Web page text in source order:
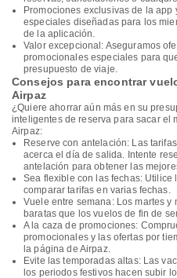
Promociones exclusivas de la
especiales diseñadas para los
de la aplicación.
Valor excepcional: Aseguramos
promocionales especiales para
presupuesto de viaje.
Consejos para encontrar
Airpaz
¿Quiere ahorrar aún más en su
inteligentes de reserva para sacar el
Airpaz:
Reserve con antelación: Las
acerca el día de salida. Intente
antelación para obtener las
Sea flexible con las fechas:
comparar tarifas en varias fechas.
Vuele entre semana: Los martes
baratas que los vuelos de fin de
A la caza de promociones:
promocionales y las ofertas por
la página de Airpaz.
Evite las temporadas altas: Las
los periodos festivos hacen subir